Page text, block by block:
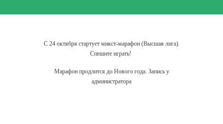
С 24 октября стартует микст-марафон (Высшая лига).
Спешите играть!
Марафон продлится до Нового года. Запись у
администратора